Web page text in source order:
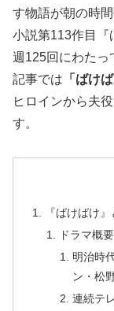
す物語が朝の時
小説第113作目『
週125回にわたっ
記事では 「ばけ
ヒロインから夫
す。
『ばけばけ
ドラマ概要
明治時
ン・松
連続テ